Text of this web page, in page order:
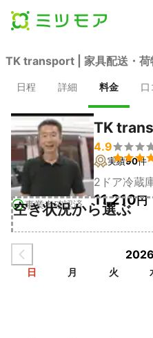
TK transport | 家具配送・荷
日程 詳細 料金 口
事業者確認済
TK
4.9
実績90件
2ドア冷蔵
11,210円
空き状況から選ぶ
日 月 火